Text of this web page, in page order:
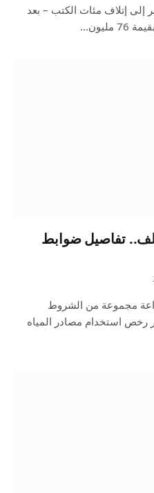
إتلاف مئات الكتب – بعد
تفاصيل ضوابط
مجموعة من الشروط
رخص استخدام مصادر المياه